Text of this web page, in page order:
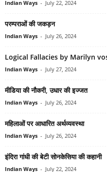
Indian Ways - July 22, 2024
परम्पराओं की जकड़न
Indian Ways - July 26, 2024
Logical Fallacies by Marilyn
Indian Ways - July 27, 2024
मीडिया की नौकरी, उधार की इज्‍जत
Indian Ways - July 26, 2024
महिलाओं पर आधारित अर्थव्‍यवस्‍था
Indian Ways - July 26, 2024
इंदिरा गांधी की बेटी सोनकेसिया की कहानी
Indian Ways - July 22, 2024